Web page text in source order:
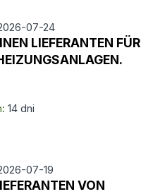
07-24
LIEFERANTEN FÜR
14 dni
07-19
VON